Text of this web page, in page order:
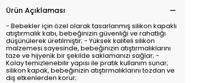
Ürün Açıklaması
- Bebekler için özel olarak tasarlanmış silikon kapaklı
atıştırmalık kabı, bebeğinizin güvenliği ve rahatlığı
düşünülerek üretilmiştir; - Yüksek kaliteli silikon
malzemesi sayesinde, bebeğinizin atıştırmalıklarını
taze ve hijyenik bir şekilde saklamanızı sağlar; -
Kolay temizlenebilir yapısı ile pratik kullanım sunar;
silikon kapak, bebeğinizin atıştırmalıklarını tozdan ve
dış etkenlerden korur;